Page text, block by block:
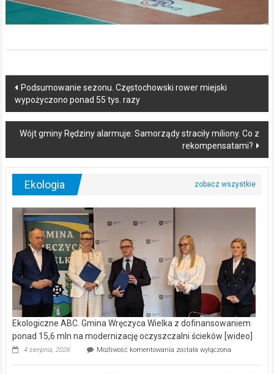
Post
navigation
Podsumowanie sezonu. Częstochowski rower miejski
wypożyczono ponad 55 tys. razy
Wójt gminy Rędziny alarmuje: Samorządy straciły miliony. Co z
rekompensatami?
Ekologia
Ekologiczne ABC. Gmina Wręczyca Wielka z dofinansowaniem
ponad 15,6 mln na modernizację oczyszczalni ścieków [wideo]
4 sierpnia, 2026 Możliwość komentowania Ekologiczne
została wyłączona